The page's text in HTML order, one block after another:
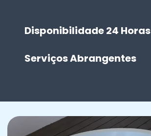
Disponibilidade 24 Horas
Serviços Abrangentes